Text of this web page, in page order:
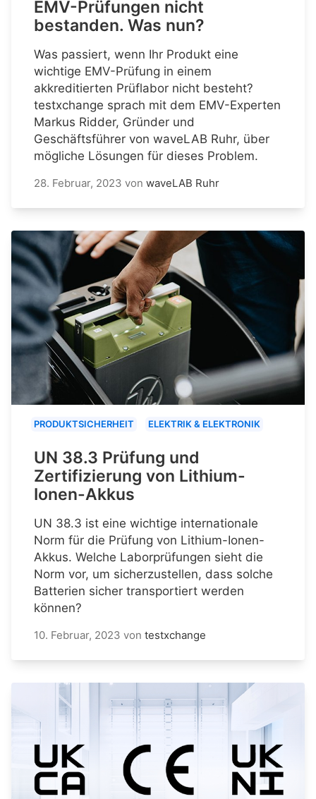
EMV-Prüfungen nicht
bestanden. Was nun?
Was passiert, wenn Ihr Produkt eine
wichtige EMV-Prüfung in einem
akkreditierten Prüflabor nicht besteht?
testxchange sprach mit dem EMV-Experten
Markus Ridder, Gründer und
Geschäftsführer von waveLAB Ruhr, über
mögliche Lösungen für dieses Problem.
28. Februar, 2023 von waveLAB Ruhr
PRODUKTSICHERHEIT ELEKTRIK & ELEKTRONIK
UN 38.3 Prüfung und
Zertifizierung von Lithium-
Ionen-Akkus
UN 38.3 ist eine wichtige internationale
Norm für die Prüfung von Lithium-Ionen-
Akkus. Welche Laborprüfungen sieht die
Norm vor, um sicherzustellen, dass solche
Batterien sicher transportiert werden
können?
10. Februar, 2023 von testxchange